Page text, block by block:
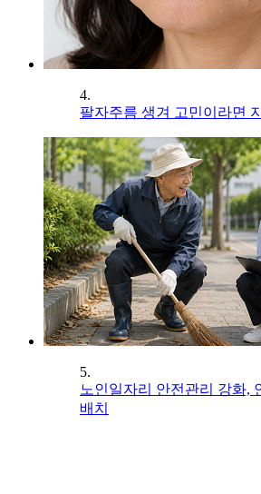
4.
팔자주름 생겨 고민이라면
5.
노인일자리 안전관리 강화,
배치